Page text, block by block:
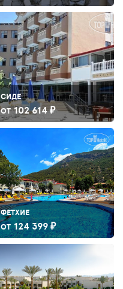
СИДЕ
ОТ 102 614 ₽
ФЕТХИЕ
ОТ 124 399 ₽